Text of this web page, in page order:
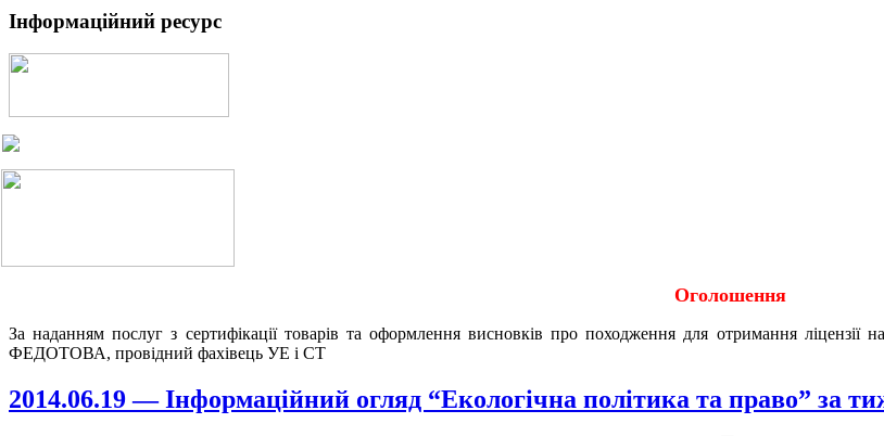
Інформаційний ресурс
Оголошення
За наданням послуг з сертифікації товарів та оформлення висновків про походження для отримання
ФЕДОТОВА, провідний фахівець УЕ і СТ
2014.06.19 — Інформаційний огляд “Екологічна політика та право” за